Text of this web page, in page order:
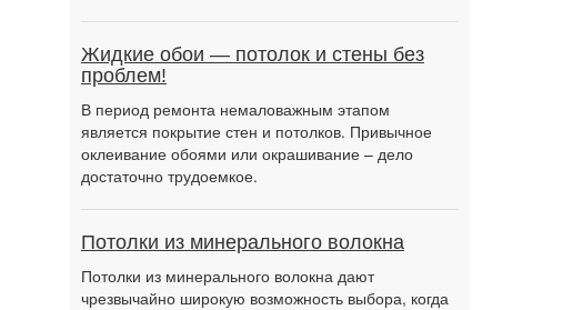
Жидкие обои — потолок и стены без
проблем!
В период ремонта немаловажным этапом
является покрытие стен и потолков. Привычное
оклеивание обоями или окрашивание – дело
достаточно трудоемкое.
Потолки из минерального волокна
Потолки из минерального волокна дают
чрезвычайно широкую возможность выбора, когда